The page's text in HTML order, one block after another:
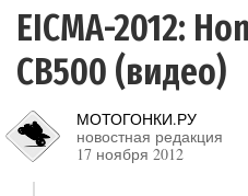
EICMA-2012:
CB500 (видео)
МОТОГОНКИ.РУ
новостная редакция
17 ноября 2012